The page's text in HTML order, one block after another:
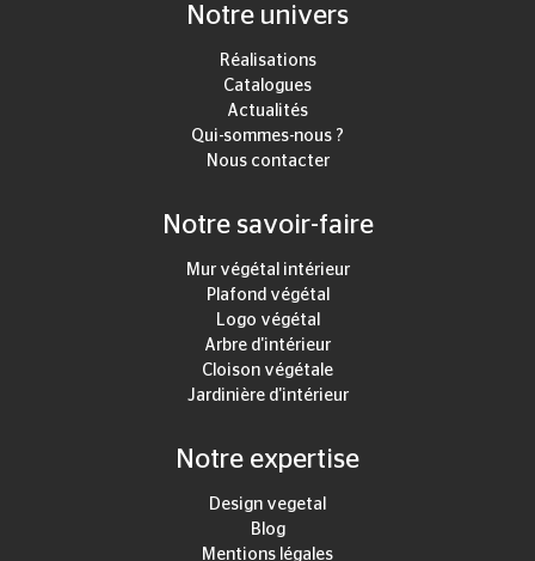
Notre univers
Réalisations
Catalogues
Actualités
Qui-sommes-nous ?
Nous contacter
Notre savoir-faire
Mur végétal intérieur
Plafond végétal
Logo végétal
Arbre d'intérieur
Cloison végétale
Jardinière d'intérieur
Notre expertise
Design vegetal
Blog
Mentions légales